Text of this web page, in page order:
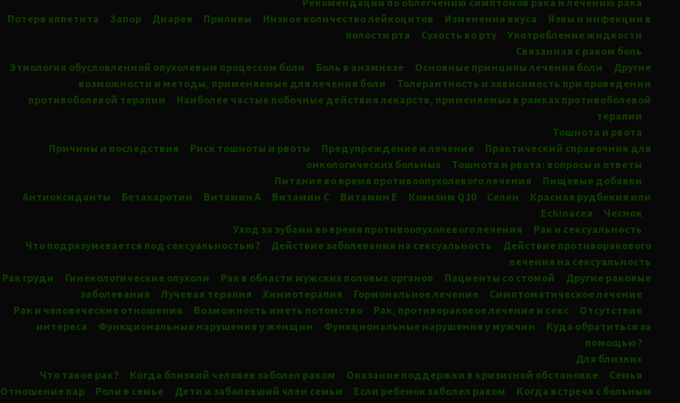
Потеря аппетита
Запор Диарея Приливы Низкое количество лейкоцитов Изменения вкуса
Язвы и инфекции в
полости рта
Сухость во рту
Употребление жидкости
Связанная с раком боль
Этиология обусловленной опухолевым процессом боли
Боль в анамнезе Основные принципы лечения боли
Другие
возможности и методы, применяемые для лечения боли
Толерантность и зависимость при проведении
противоболевой терапии
Наиболее частые побочные действия лекарств, применяемых в рамках противоболевой
терапии
Тошнота и рвота
Причины и последствия
Риск тошноты и рвоты Предупреждение и лечение
Практический справочник для
онкологических больных
Тошнота и рвота: вопросы и ответы
Питание во время противоопухолевого лечения
Пищевые добавки
Антиоксиданты
Бетакаротин Витамин А Витамин С Витамин Е Коэнзим Q10 Селен
Красная рудбекия или
Echinacea
Чеснок
Уход за зубами во время противоопухолевого лечения
Рак и сексуальность
Что подразумевается под сексуальностью?
Действие заболевания на сексуальность
Действие противоракового
лечения на сексуальность
Рак груди
Гинекологические опухоли Рак в области мужских половых органов Пациенты со стомой
Другие раковые
заболевания
Лучевая терапия Химиотерапия Гормональное лечение
Симптоматическое лечение
Рак и человеческие отношения
Возможность иметь потомство Рак, противораковое лечение и секс
Отсутствие
интереса
Функциональные нарушения у женщин Функциональные нарушения у мужчин
Куда обратиться за
помощью?
Для близких
Что такое рак?
Когда близкий человек заболел раком Оказание поддержки в кризисной обстановке
Семья
Отношение пар
Роли в семье Дети и заболевший член семьи Если ребенок заболел раком
Когда встреча с больным